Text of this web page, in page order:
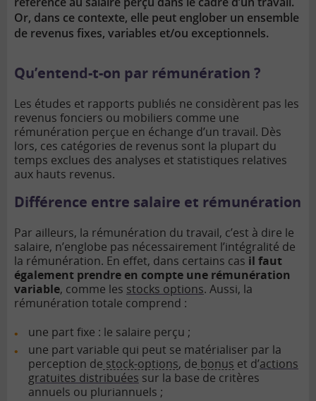
Or, dans ce contexte, elle peut englober un ensemble
de revenus fixes, variables et/ou exceptionnels.
Qu’entend-t-on par rémunération ?
Les études et rapports publiés ne considèrent pas les
revenus fonciers ou mobiliers comme une
rémunération perçue en échange d’un travail. Dès
lors, ces catégories de revenus sont la plupart du
temps exclues des analyses et statistiques relatives
aux hauts revenus.
Différence entre salaire et rémunération
Par ailleurs, la rémunération du travail, c’est à dire le
salaire, n’englobe pas nécessairement l’intégralité de
la rémunération. En effet, dans certains cas il faut
également prendre en compte une rémunération
variable, comme les stocks options. Aussi, la
rémunération totale comprend :
une part fixe : le salaire perçu ;
une part variable qui peut se matérialiser par la
perception de stock-options, de bonus et d’actions
gratuites distribuées sur la base de critères
annuels ou pluriannuels ;